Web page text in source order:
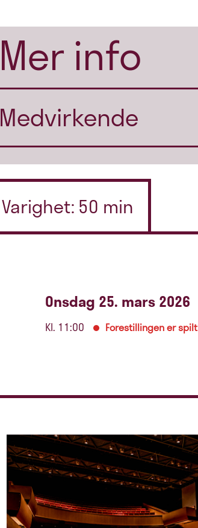
Mer info
Medvirkende
Varighet: 50 min
Onsdag 25. mars 2026
Kl. 11:00 Forestillingen er spilt